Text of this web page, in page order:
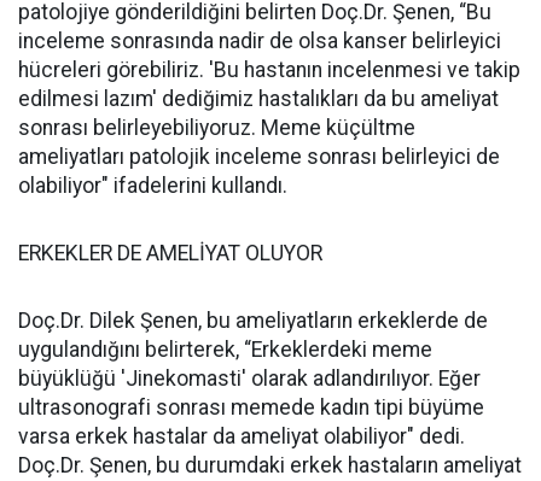
patolojiye gönderildiğini belirten Doç.Dr. Şenen, “Bu
inceleme sonrasında nadir de olsa kanser belirleyici
hücreleri görebiliriz. 'Bu hastanın incelenmesi ve takip
edilmesi lazım' dediğimiz hastalıkları da bu ameliyat
sonrası belirleyebiliyoruz. Meme küçültme
ameliyatları patolojik inceleme sonrası belirleyici de
olabiliyor" ifadelerini kullandı.
ERKEKLER DE AMELİYAT OLUYOR
Doç.Dr. Dilek Şenen, bu ameliyatların erkeklerde de
uygulandığını belirterek, “Erkeklerdeki meme
büyüklüğü 'Jinekomasti' olarak adlandırılıyor. Eğer
ultrasonografi sonrası memede kadın tipi büyüme
varsa erkek hastalar da ameliyat olabiliyor" dedi.
Doç.Dr. Şenen, bu durumdaki erkek hastaların ameliyat